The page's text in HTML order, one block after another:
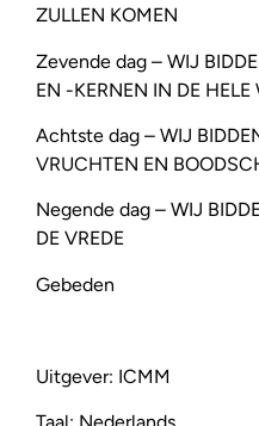
ZULLEN KOMEN
Zevende dag – WIJ
EN -KERNEN IN DE HELE
Achtste dag – WIJ
VRUCHTEN EN
Negende dag – WIJ
DE VREDE
Gebeden
Uitgever: ICMM